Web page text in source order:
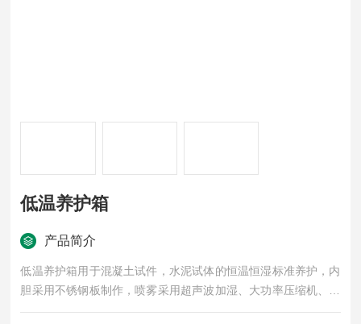
低温养护箱
产品简介
低温养护箱用于混凝土试件，水泥试体的恒温恒湿标准养护，内
胆采用不锈钢板制作，喷雾采用超声波加湿、大功率压缩机、双
层真空玻璃门、温湿度数显智能仪表可装微型打印机，是试验